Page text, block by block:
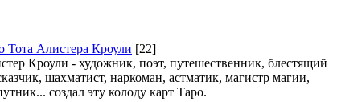
Тота Алистера Кроули [22]
Кроули - художник, поэт, путешественник, блестящий
шахматист, наркоман, астматик, магистр магии,
создал эту колоду карт Таро.